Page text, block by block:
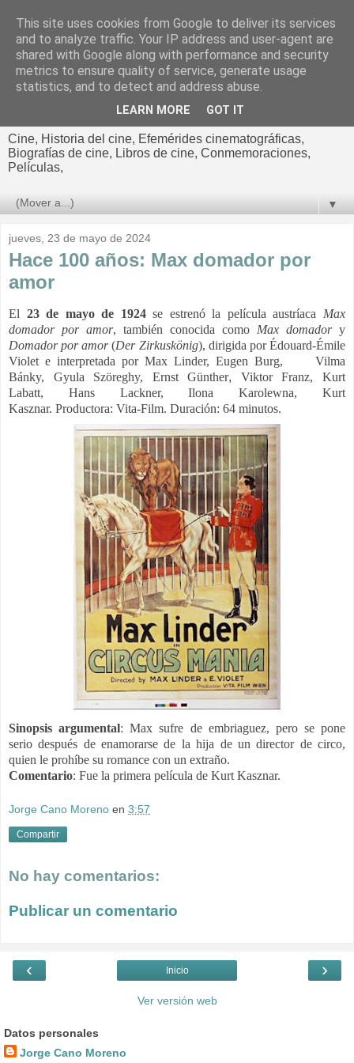
El cultural
cinematográfico de Jorge
Cine, Historia del cine, Efemérides cinematográficas,
Biografías de cine, Libros de cine, Conmemoraciones,
Películas,
▼
jueves, 23 de mayo de 2024
Hace 100 años: Max domador por
amor
El 23 de mayo de 1924se estrenó la película austríaca Max
domador por amor, también conocida como Max domadory
Domador por amor(Der Zirkuskönig), dirigida por Édouard-Émile
Violet e interpretada por Max Linder, Eugen Burg,
Vilma
Bánky, Gyula Szöreghy, Ernst Günther, Viktor Franz,Kurt
Labatt, Hans Lackner,Ilona Karolewna,Kurt
Kasznar. Productora: Vita-Film. Duración: 64 minutos.
Sinopsis argumental:Max sufre de embriaguez, pero se pone
serio después de enamorarse de la hija de un director de circo,
quien le prohíbe su romance con un extraño.
Comentario: Fue la primera película de Kurt Kasznar.
Jorge Cano Moreno en 3:57
Compartir
No hay comentarios:
Publicar un comentario
‹ ›
Inicio
Ver versión web
Datos personales
Jorge Cano Moreno
This site uses cookies from Google to deliver its services
and to analyze traffic. Your IP address and user-agent are
shared with Google along with performance and security
metrics to ensure quality of service, generate usage
statistics, and to detect and address abuse.
LEARN MORE GOT IT